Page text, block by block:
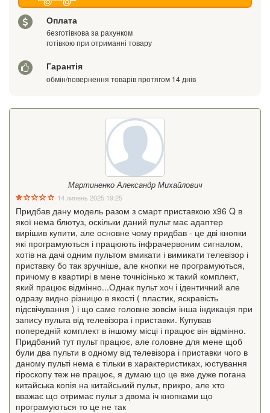
Оплата
безготівкова за рахунком
готівкою при отриманні товару
Гарантія
обмін/повернення товарів протягом 14 днів
Мартиненко Александр Михайлович
14 липень 2025 19:25
Придбав дану модель разом з смарт приставкою x96 Q в
якої нема блютуз, оскільки даний пульт має адаптер
вирішив купити, але основне чому придбав - це дві кнопки
які програмуються і працюють інфрачервоним сигналом,
хотів на дачі одним пультом вмикати і вимикати телевізор і
приставку бо так зручніше, але кнопки не програмуються,
причому в квартирі в мене точнісінько ж такий комплект,
який працює відмінно...Однак пульт хоч і ідентичний але
одразу видно різницю в якості ( пластик, яскравість
підсвічування ) і що саме головне зовсім інша індикація при
запису пульта від телевізора і приставки. Купував
попередній комплект в іншому місці і працює він відмінно.
Придбаний тут пульт працює, але головне для мене щоб
були два пульти в одному від телевізора і приставки чого в
даному пульті нема є тільки в характеристиках, юстування
гіроскопу теж не працює, я думаю що це вже дуже погана
китайська копія на китайський пульт, прикро, але хто
вважає що отримає пульт з двома іч кнопками що
програмуються то це не так